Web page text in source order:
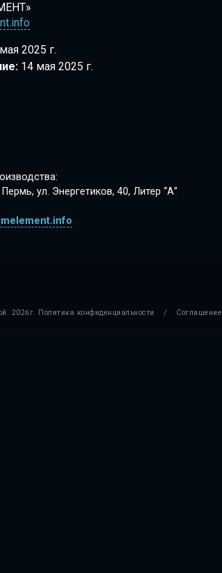
2025 г.
14 мая 2025 г.
Пермь, ул. Энергетиков, 40, Литер “А”
2026г. Политика конфиденциальности / Соглашение